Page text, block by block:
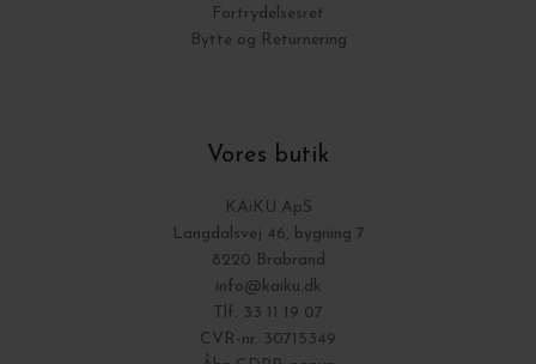
Fortrydelsesret
Bytte og Returnering
Vores butik
KAiKU ApS
Langdalsvej 46, bygning 7
8220 Brabrand
info@kaiku.dk
Tlf. 33 11 19 07
CVR-nr. 30715349